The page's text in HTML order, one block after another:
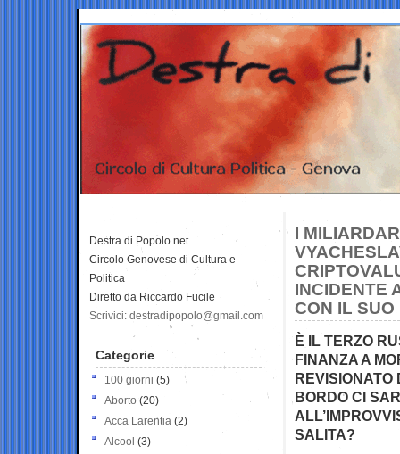
I
INCIDENTE
CON IL
È IL TERZO
FINANZA A
REVISIONATO
BORDO CI
SALITA?
Destra di Popolo.net
Circolo Genovese di Cultura e
Politica
Diretto da Riccardo Fucile
Scrivici: destradipopolo@gmail.com
Categorie
100 giorni (5)
Aborto (20)
Acca Larentia (2)
Alcool (3)